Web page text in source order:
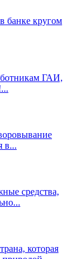
банке кругом
ГАИ,
в...
средства,
которая